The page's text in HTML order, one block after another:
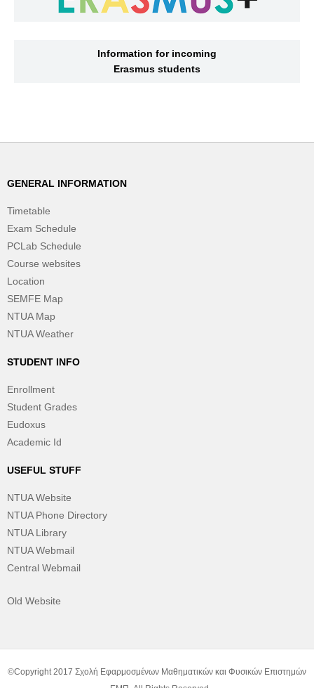
Information for incoming
Erasmus students
GENERAL INFORMATION
Timetable
Exam Schedule
PCLab Schedule
Course websites
Location
SEMFE Map
NTUA Map
NTUA Weather
STUDENT INFO
Enrollment
Student Grades
Eudoxus
Academic Id
USEFUL STUFF
NTUA Website
NTUA Phone Directory
NTUA Library
NTUA Webmail
Central Webmail
Old Website
©Copyright 2017 Σχολή Εφαρμοσμένων Μαθηματικών και Φυσικών Επιστημών